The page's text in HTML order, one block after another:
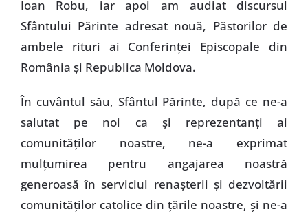
Ioan Robu, iar apoi am audiat discursul
Sfântului Părinte adresat nouă, Păstorilor de
ambele rituri ai Conferinţei Episcopale din
România şi Republica Moldova.
În cuvântul său, Sfântul Părinte, după ce ne-a
salutat pe noi ca şi reprezentanţi ai
comunităţilor noastre, ne-a exprimat
mulţumirea pentru angajarea noastră
generoasă în serviciul renaşterii şi dezvoltării
comunităţilor catolice din ţările noastre, şi ne-a